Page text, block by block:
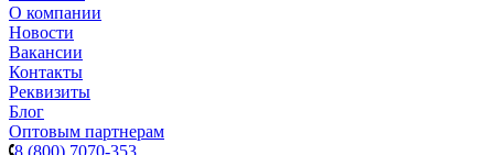
О компании
Новости
Вакансии
Контакты
Реквизиты
Блог
Оптовым партнерам
8 (800) 7070-353